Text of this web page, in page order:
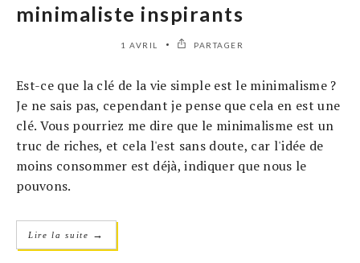
minimaliste inspirants
1 AVRIL PARTAGER
Est-ce que la clé de la vie simple est le minimalisme ?
Je ne sais pas, cependant je pense que cela en est une
clé. Vous pourriez me dire que le minimalisme est un
truc de riches, et cela l'est sans doute, car l'idée de
moins consommer est déjà, indiquer que nous le
pouvons.
Lire la suite →